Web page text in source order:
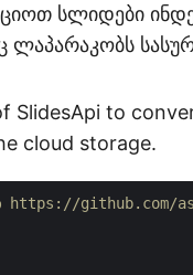
სლიდები
ლაპარაკობს
SlidesApi to
cloud storage.
https://